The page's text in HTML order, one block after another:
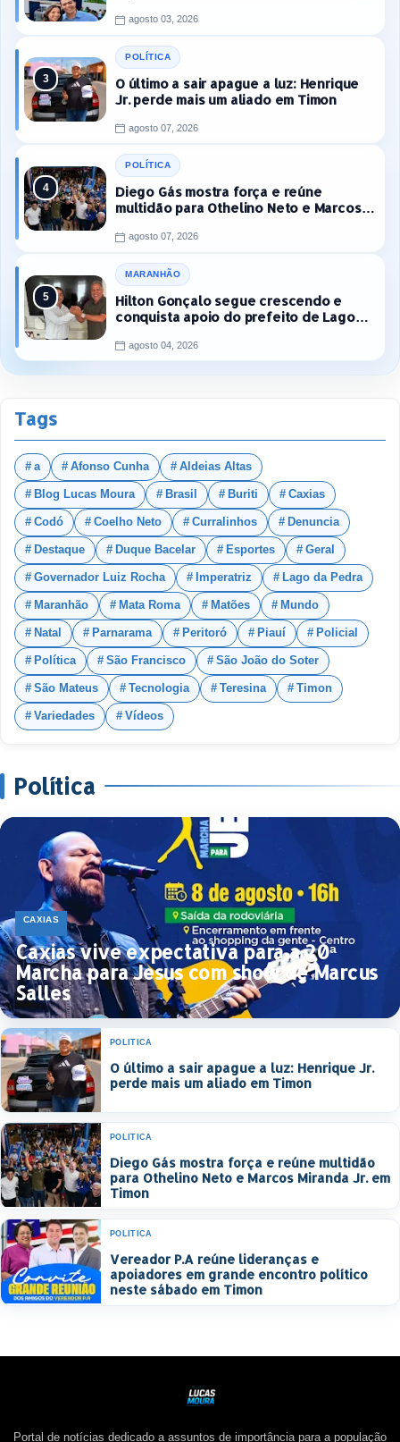
agosto 03, 2026
POLÍTICA
O último a sair apague a luz: Henrique
Jr. perde mais um aliado em Timon
agosto 07, 2026
POLÍTICA
Diego Gás mostra força e reúne
multidão para Othelino Neto e Marcos
agosto 07, 2026
MARANHÃO
Hilton Gonçalo segue crescendo e
conquista apoio do prefeito de Lago
agosto 04, 2026
Tags
a Afonso Cunha Aldeias Altas
Blog Lucas Moura Brasil Buriti Caxias
Codó Coelho Neto Curralinhos Denuncia
Destaque Duque Bacelar Esportes Geral
Governador Luiz Rocha Imperatriz Lago da Pedra
Maranhão Mata Roma Matões Mundo
Natal Parnarama Peritoró Piauí Policial
Política São Francisco São João do Soter
São Mateus Tecnologia Teresina Timon
Variedades Vídeos
Política
CAXIAS
Caxias vive expectativa para a 20ª
Marcha para Jesus com show de Marcus
Salles
POLÍTICA
O último a sair apague a luz: Henrique Jr.
perde mais um aliado em Timon
POLÍTICA
Diego Gás mostra força e reúne multidão
para Othelino Neto e Marcos Miranda Jr. em
Timon
POLÍTICA
Vereador P.A reúne lideranças e
apoiadores em grande encontro político
neste sábado em Timon
Portal de notícias dedicado a assuntos de importância para a população